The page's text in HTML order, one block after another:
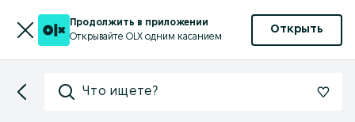
Продолжить в приложении
Открывайте OLX одним касанием
Открыть
Что ищете?